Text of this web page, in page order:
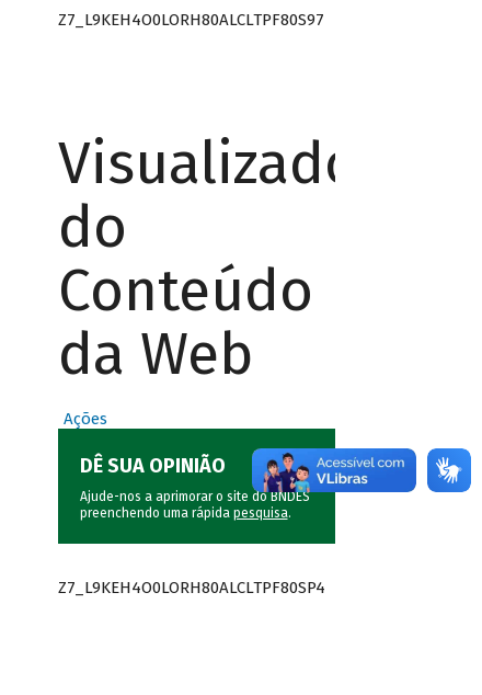
Z7_L9KEH4O0LORH80ALCLTPF80S97
Visualizador
do
Conteúdo
da Web
Ações
DÊ SUA OPINIÃO
Ajude-nos a aprimorar o site do BNDES
preenchendo uma rápida pesquisa.
Z7_L9KEH4O0LORH80ALCLTPF80SP4